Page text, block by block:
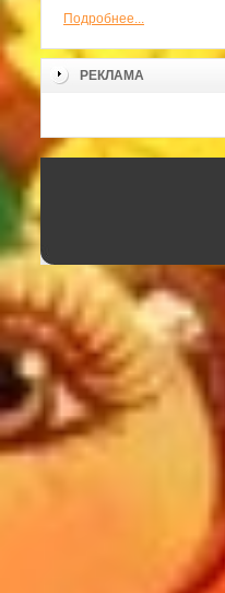
Подробнее...
РЕКЛАМА